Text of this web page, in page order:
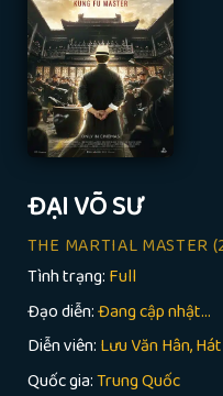
ĐẠI VÕ SƯ
THE MARTIAL MASTER
Tình trạng: Full
Đạo diễn:Đang cập nhật…
Diễn viên: Lưu Văn Hân,
Quốc gia:Trung Quốc